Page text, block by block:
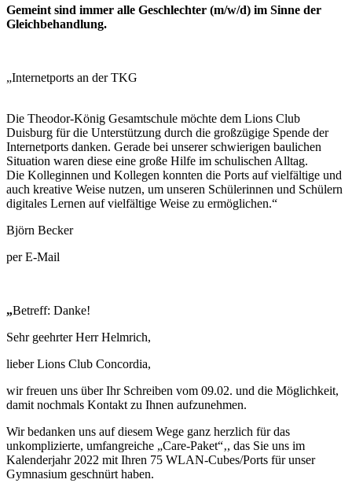
Gemeint sind immer alle Geschlechter (m/w/d) im Sinne der
Gleichbehandlung.​
„Internetports an der TKG
Die Theodor-König Gesamtschule möchte dem Lions Club
Duisburg für die Unterstützung durch die großzügige Spende der
Internetports danken. Gerade bei unserer schwierigen baulichen
Situation waren diese eine große Hilfe im schulischen Alltag.
Die Kolleginnen und Kollegen konnten die Ports auf vielfältige und
auch kreative Weise nutzen, um unseren Schülerinnen und Schülern
digitales Lernen auf vielfältige Weise zu ermöglichen.“
Björn Becker
per E-Mail
„Betreff: Danke!
Sehr geehrter Herr Helmrich,
lieber Lions Club Concordia,
wir freuen uns über Ihr Schreiben vom 09.02. und die Möglichkeit,
damit nochmals Kontakt zu Ihnen aufzunehmen.
Wir bedanken uns auf diesem Wege ganz herzlich für das
unkomplizierte, umfangreiche „Care-Paket“‚, das Sie uns im
Kalenderjahr 2022 mit Ihren 75 WLAN-Cubes/Ports für unser
Gymnasium geschnürt haben.